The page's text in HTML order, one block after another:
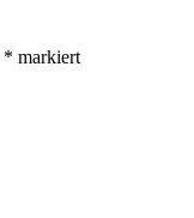
* markiert